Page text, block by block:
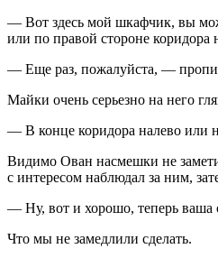
— Вот здесь мой шкафчик, вы
или по правой стороне коридора
— Еще раз, пожалуйста, — про
Майки очень серьезно на него
— В конце коридора налево или
Видимо Ован насмешки не
с интересом наблюдал за ним,
— Ну, вот и хорошо, теперь ваша
Что мы не замедлили сделать.